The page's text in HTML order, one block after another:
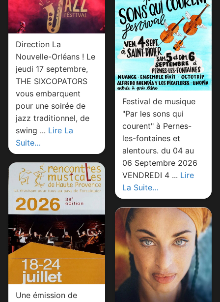
Festival de musique
"Par les sons qui
courent" à Pernes-
les-fontaines et
alentours. du 04 au
06 Septembre 2026
VENDREDI 4 ... Lire
La Suite…
Direction La
Nouvelle-Orléans ! Le
jeudi 17 septembre,
THE SIXCOPATORS
vous embarquent
pour une soirée de
jazz traditionnel, de
swing ... Lire La
Suite…
Une émission de